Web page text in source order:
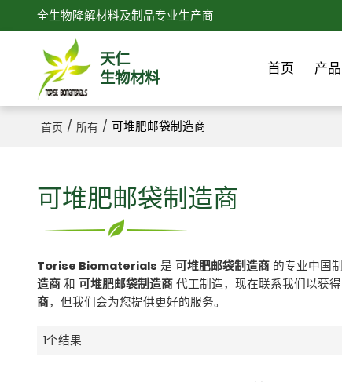
全生物降解材料及制品专业生产商
天仁
生物材料
首页 产品
首页 / 所有 / 可堆肥邮袋制造商
可堆肥邮袋制造商
Torise Biomaterials 是 可堆肥邮袋制造商的专业中国
造商和 可堆肥邮袋制造商代工制造，现在联系我们以获得
商，但我们会为您提供更好的服务。
1个结果